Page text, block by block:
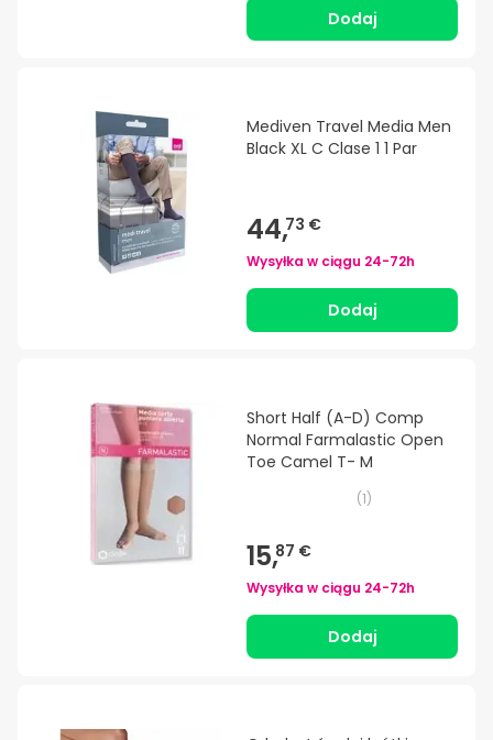
Dodaj
Mediven Travel Media Men
Black XL C Clase 1 1 Par
44,73 €
Wysyłka w ciągu 24-72h
Dodaj
Short Half (A-D) Comp
Normal Farmalastic Open
Toe Camel T- M
(1)
15,87 €
Wysyłka w ciągu 24-72h
Dodaj